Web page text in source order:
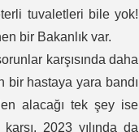
tuvaletleri bile yok!
bir Bakanlık var.
karşısında daha
bir hastaya yara bandı
alacağı tek şey ise
2023 yılında da